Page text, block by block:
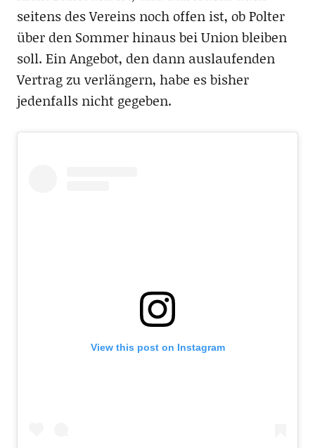
seitens des Vereins noch offen ist, ob Polter
über den Sommer hinaus bei Union bleiben
soll. Ein Angebot, den dann auslaufenden
Vertrag zu verlängern, habe es bisher
jedenfalls nicht gegeben.
View this post on Instagram